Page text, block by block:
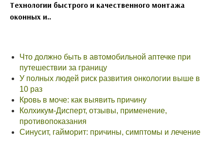
Технологии быстрого и качественного монтажа
оконных и..
Что должно быть в автомобильной аптечке при
путешествии за границу
У полных людей риск развития онкологии выше в
10 раз
Кровь в моче: как выявить причину
Колхикум-Дисперт, отзывы, применение,
противопоказания
Синусит, гайморит: причины, симптомы и лечение